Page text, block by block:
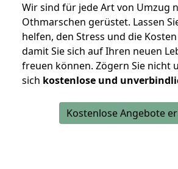
Wir sind für jede Art von Umzug
Othmarschen gerüstet. Lassen
helfen, den Stress und die
damit Sie sich auf Ihren neuen
freuen können. Zögern Sie nicht
sich kostenlose und
Kostenlose Angebote